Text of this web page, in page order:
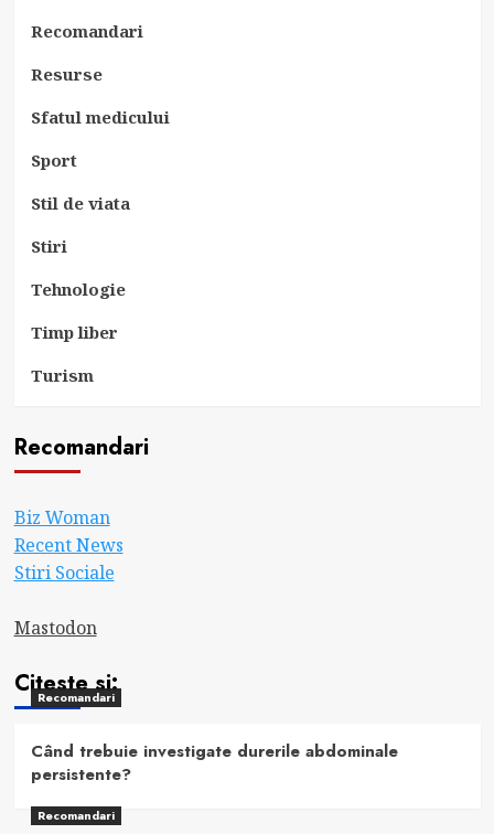
Recomandari
Resurse
Sfatul medicului
Sport
Stil de viata
Stiri
Tehnologie
Timp liber
Turism
Recomandari
Biz Woman
Recent News
Stiri Sociale
Mastodon
Citeste si:
Recomandari
Când trebuie investigate durerile abdominale
persistente?
Recomandari